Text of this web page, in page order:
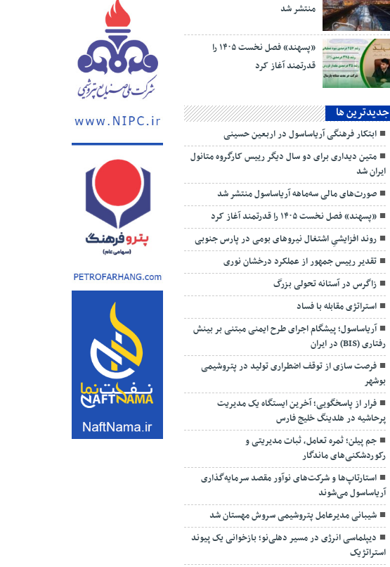
منتشر شد
«پسهند» فصل نخست ۱۴۰۵ را
قدرتمند آغاز کرد
جديدترين ها
ابتکار فرهنگی آریاساسول در اربعین حسینی
متین دیداری برای دو سال دیگر رییس کارگروه متانول
ایران شد
صورت‌های مالی سه‌ماهه آریاساسول منتشر شد
«پسهند» فصل نخست ۱۴۰۵ را قدرتمند آغاز کرد
روند افزایشیِ اشتغال نیروهای بومی در پارس جنوبی
تقدیر رییس جمهور از عملکرد درخشان نوری
زاگرس در آستانه تحولی بزرگ
استراتژی مقابله با فساد
آریاساسول؛ پیشگام اجرای طرح ایمنی مبتنی بر بینش
رفتاری (BIS) در ایران
فرصت سازی از توقف اضطراری تولید در پتروشیمی
بوشهر
فرار از پاسخگویی؛ آخرین ایستگاه یک مدیریت
پرحاشیه در هلدینگ خلیج فارس
جم پیلن؛ ثمره تعامل، ثبات مدیریتی و
رکوردشکنی‌های ماندگار
استارتاپ‌ها و شرکت‌های نوآور مقصد سرما‌یه‌گذاری
آریاساسول می‌شوند
شیبانی مدیرعامل پتروشیمی سروش مهستان شد
دیپلماسی انرژی در مسیر دهلی‌نو؛ بازخوانی یک پیوند
استراتژیک